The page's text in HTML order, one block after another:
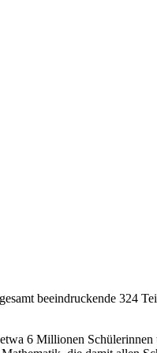
beeindruckende 324
6 Millionen Schülerinnen